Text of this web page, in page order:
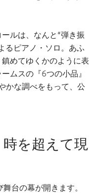
ルは、なんと“弾き振
るピアノ・ソロ。あふ
めてゆくかのように表
ムスの『6つの小品』
かな調べをもって、公
を超えて現
台の幕が開きます。